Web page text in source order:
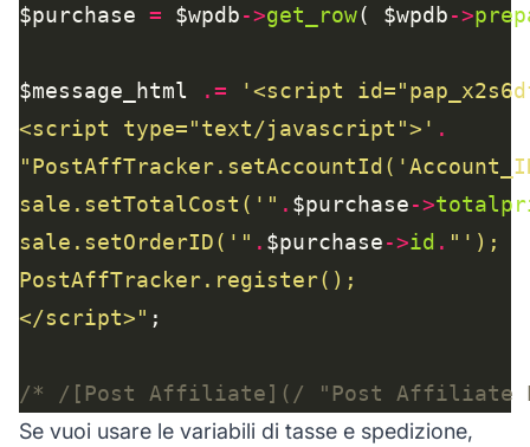
$purchase = $wpdb->get_row( $wpdb->
$message_html
.=
<script type="text/javascript">' .
sale.setTotalCost('" . $purchase->
sale.setOrderID('" . $purchase->id .
</script>"
/* /[Post Affiliate](/ "Post Affiliate
Se vuoi usare le variabili di tasse e spedizione,